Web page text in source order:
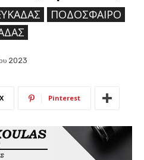
ΠΟΔΌΣΦΑΙΡΟ
2023
X Pinterest